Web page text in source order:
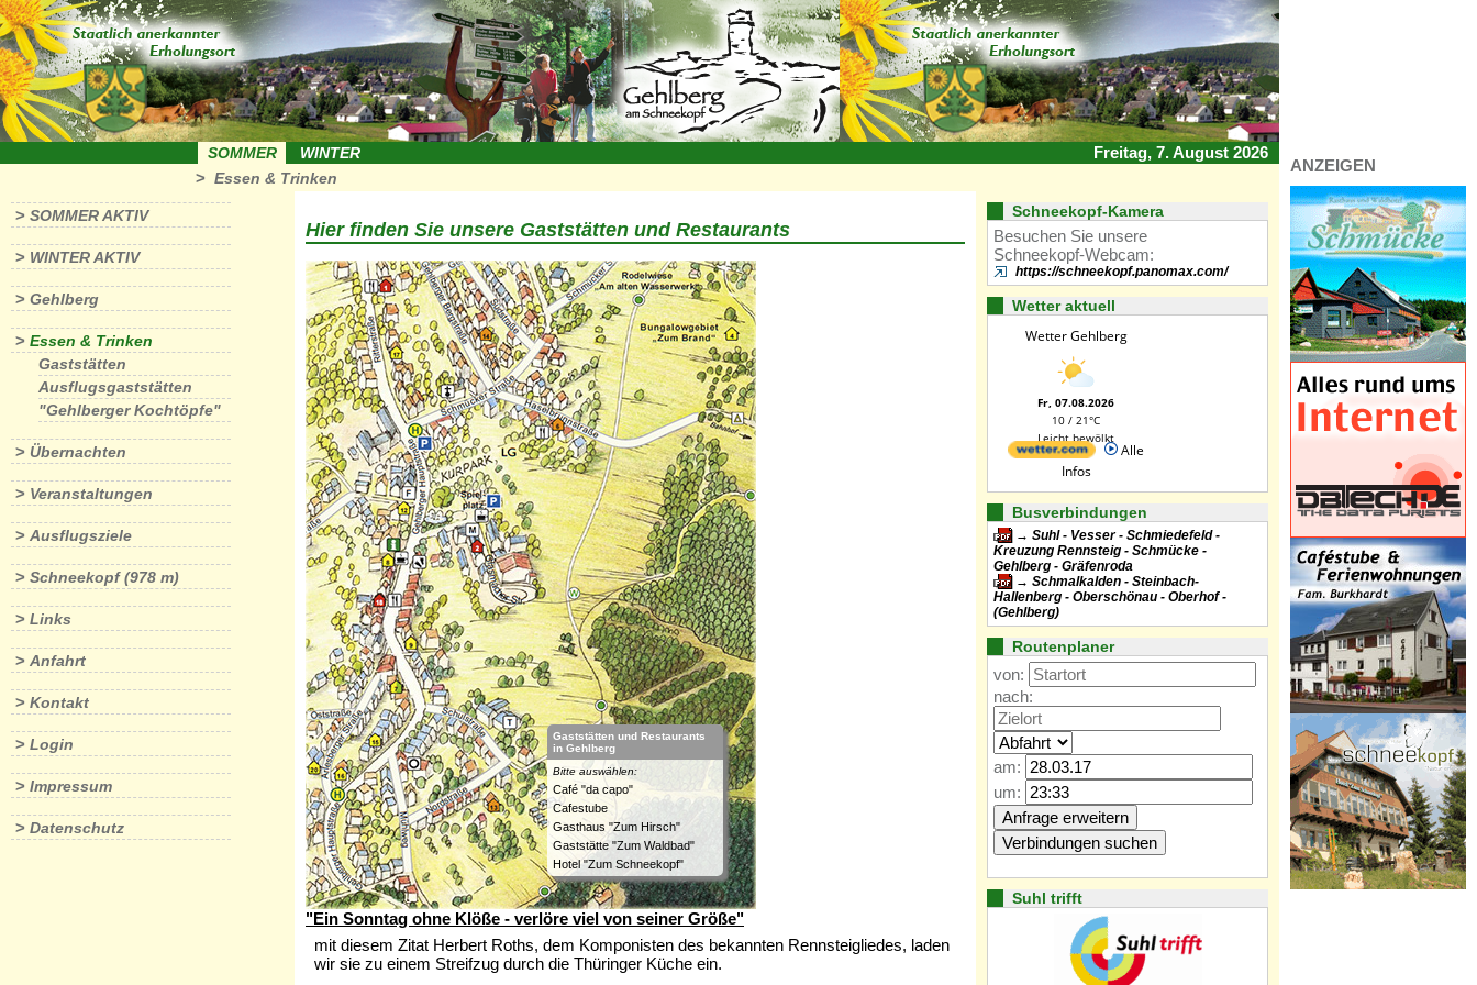
SOMMER WINTER
Freitag, 7. August 2026
> Essen & Trinken
> SOMMER AKTIV
> WINTER AKTIV
> Gehlberg
> Essen & Trinken
Gaststätten
Ausflugsgaststätten
"Gehlberger Kochtöpfe"
> Übernachten
> Veranstaltungen
> Ausflugsziele
> Schneekopf (978 m)
> Links
> Anfahrt
> Kontakt
> Login
> Impressum
> Datenschutz
Hier finden Sie unsere Gaststätten und Restaurants
Gaststätten und Restaurants
in Gehlberg
Bitte auswählen:
Café "da capo"
Cafestube
Gasthaus "Zum Hirsch"
Gaststätte "Zum Waldbad"
Hotel "Zum Schneekopf"
"Ein Sonntag ohne Klöße - verlöre viel von seiner Größe"
mit diesem Zitat Herbert Roths, dem Komponisten des bekannten Rennsteigliedes, laden
wir sie zu einem Streifzug durch die Thüringer Küche ein.
Schneekopf-Kamera
Besuchen Sie unsere
Schneekopf-Webcam:
https://schneekopf.panomax.com/
Wetter aktuell
Wetter Gehlberg
Fr, 07.08.2026
10 / 21°C
Leicht bewölkt
Alle
Infos
Busverbindungen
Suhl - Vesser - Schmiedefeld -
Kreuzung Rennsteig - Schmücke -
Gehlberg - Gräfenroda
Schmalkalden - Steinbach-
Hallenberg - Oberschönau - Oberhof -
(Gehlberg)
Routenplaner
von:
nach:
am:
um:
Suhl trifft
ANZEIGEN